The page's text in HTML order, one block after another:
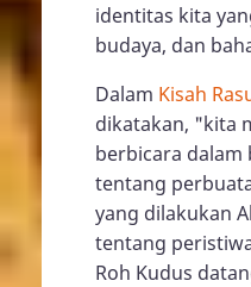
identitas kita
budaya, dan
Dalam Kisah
dikatakan, "kita
berbicara dalam
tentang
yang dilakukan
tentang
Roh Kudus